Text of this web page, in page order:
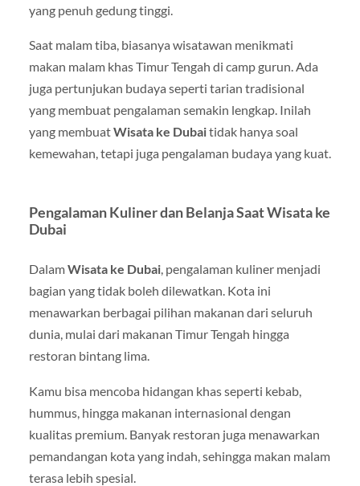
yang penuh gedung tinggi.
Saat malam tiba, biasanya wisatawan menikmati
makan malam khas Timur Tengah di camp gurun. Ada
juga pertunjukan budaya seperti tarian tradisional
yang membuat pengalaman semakin lengkap. Inilah
yang membuatWisata ke Dubaitidak hanya soal
kemewahan, tetapi juga pengalaman budaya yang kuat.
Pengalaman Kuliner dan Belanja Saat Wisata ke
Dubai
DalamWisata ke Dubai, pengalaman kuliner menjadi
bagian yang tidak boleh dilewatkan. Kota ini
menawarkan berbagai pilihan makanan dari seluruh
dunia, mulai dari makanan Timur Tengah hingga
restoran bintang lima.
Kamu bisa mencoba hidangan khas seperti kebab,
hummus, hingga makanan internasional dengan
kualitas premium. Banyak restoran juga menawarkan
pemandangan kota yang indah, sehingga makan malam
terasa lebih spesial.